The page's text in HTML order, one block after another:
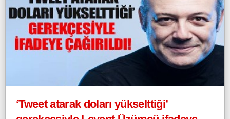
‘Tweet atarak doları yükselttiği’